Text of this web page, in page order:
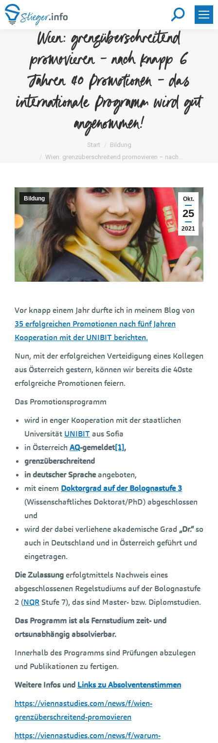
Search:
Wien: grenzüberschreitend
promovieren – nach knapp 6
Jahren 40 Promotionen – das
internationale Programm wird gut
angenommen!
Sie befinden sich hier:Start
Bildung
Wien: grenzüberschreitend promovieren – nach…
Okt.
25
2021
Bildung
Vor knapp einem Jahr durfte ich in meinem Blog von
35 erfolgreichen Promotionen nach fünf Jahren
Kooperation mit der UNIBIT berichten.
Nun, mit der erfolgreichen Verteidigung eines Kollegen
aus Österreich gestern, können wir bereits die 40ste
erfolgreiche Promotionen feiern.
Das Promotionsprogramm
wird in enger Kooperation mit der staatlichen
Universität UNIBIT aus Sofia
in Österreich AQ-gemeldet[1],
grenzüberschreitend
in deutscher Spracheangeboten,
mit einem Doktorgrad auf der Bolognastufe 3
(Wissenschaftliches Doktorat/PhD) abgeschlossen
und
wird der dabei verliehene akademische Grad „Dr.“so
auch in Deutschland und in Österreich geführt und
eingetragen.
Die Zulassungerfolgtmittels Nachweis eines
abgeschlossenen Regelstudiums auf der Bolognastufe
2 (NQRStufe 7), das sind Master- bzw. Diplomstudien.
Das Programm ist als Fernstudium zeit- und
ortsunabhängig absolvierbar.
Innerhalb des Programms sind Prüfungen abzulegen
und Publikationen zu fertigen.
Weitere Infos und Links zu Absolventenstimmen
https://viennastudies.com/news/f/wien-
grenzüberschreitend-promovieren
https://viennastudies.com/news/f/warum-